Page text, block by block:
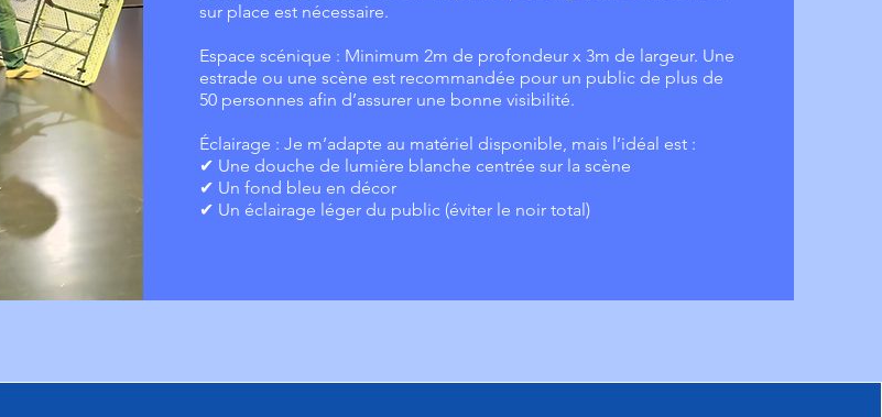
sur place est nécessaire.
Espace scénique : Minimum 2m de profondeur x 3m de largeur. Une
estrade ou une scène est recommandée pour un public de plus de
50 personnes afin d’assurer une bonne visibilité.
Éclairage : Je m’adapte au matériel disponible, mais l’idéal est :
✔ Une douche de lumière blanche centrée sur la scène
✔ Un fond bleu en décor
✔ Un éclairage léger du public (éviter le noir total)